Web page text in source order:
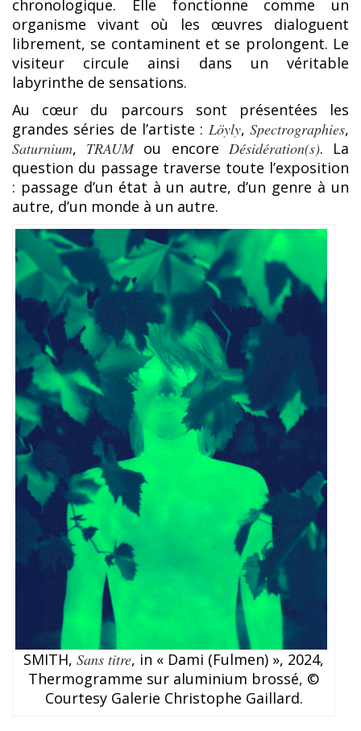
chronologique. Elle fonctionne comme un
organisme vivant où les œuvres dialoguent
librement, se contaminent et se prolongent. Le
visiteur circule ainsi dans un véritable
labyrinthe de sensations.
Au cœur du parcours sont présentées les
grandes séries de l’artiste : Löyly,Spectrographies,
Saturnium, TRAUMou encore Désidération(s). La
question du passage traverse toute l’exposition
: passage d’un état à un autre, d’un genre à un
autre, d’un monde à un autre.
SMITH,Sans titre, in « Dami (Fulmen) », 2024,
Thermogramme sur aluminium brossé, ©
Courtesy Galerie Christophe Gaillard.